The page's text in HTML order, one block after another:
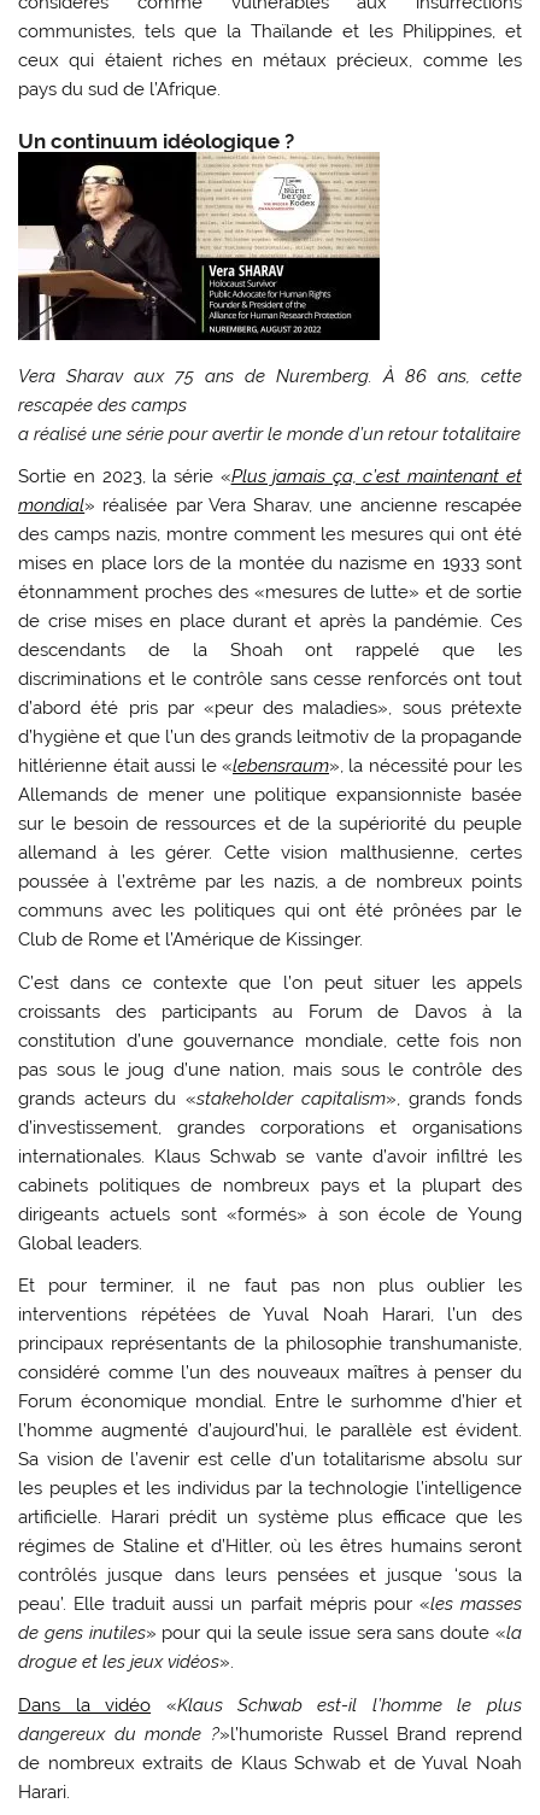
communistes, tels que la Thaïlande et les Philippines, et
ceux qui étaient riches en métaux précieux, comme les
pays du sud de l’Afrique.
​Un continuum idéologique ?
Vera Sharav aux 75 ans de Nuremberg. À 86 ans, cette
rescapée des camps
a réalisé une série pour avertir le monde d’un retour totalitaire
Sortie en 2023, la série «Plus jamais ça, c’est maintenant et
mondial» réalisée par Vera Sharav, une ancienne rescapée
des camps nazis, montre comment les mesures qui ont été
mises en place lors de la montée du nazisme en 1933 sont
étonnamment proches des «mesures de lutte» et de sortie
de crise mises en place durant et après la pandémie. Ces
descendants de la Shoah ont rappelé que les
discriminations et le contrôle sans cesse renforcés ont tout
d’abord été pris par «peur des maladies», sous prétexte
d’hygiène et que l’un des grands leitmotiv de la propagande
hitlérienne était aussi le «lebensraum», la nécessité pour les
Allemands de mener une politique expansionniste basée
sur le besoin de ressources et de la supériorité du peuple
allemand à les gérer. Cette vision malthusienne, certes
poussée à l’extrême par les nazis, a de nombreux points
communs avec les politiques qui ont été prônées par le
Club de Rome et l’Amérique de Kissinger.
C’est dans ce contexte que l’on peut situer les appels
croissants des participants au Forum de Davos à la
constitution d’une gouvernance mondiale, cette fois non
pas sous le joug d’une nation, mais sous le contrôle des
grands acteurs du «stakeholder capitalism», grands fonds
d’investissement, grandes corporations et organisations
internationales. Klaus Schwab se vante d’avoir infiltré les
cabinets politiques de nombreux pays et la plupart des
dirigeants actuels sont «formés» à son école de Young
Global leaders.
Et pour terminer, il ne faut pas non plus oublier les
interventions répétées de Yuval Noah Harari, l’un des
principaux représentants de la philosophie transhumaniste,
considéré comme l’un des nouveaux maîtres à penser du
Forum économique mondial. Entre le surhomme d’hier et
l’homme augmenté d’aujourd’hui, le parallèle est évident.
Sa vision de l’avenir est celle d’un totalitarisme absolu sur
les peuples et les individus par la technologie l’intelligence
artificielle. Harari prédit un système plus efficace que les
régimes de Staline et d’Hitler, où les êtres humains seront
contrôlés jusque dans leurs pensées et jusque ‘sous la
peau’. Elle traduit aussi un parfait mépris pour «les masses
de gens inutiles» pour qui la seule issue sera sans doute «la
drogue et les jeux vidéos».
Dans la vidéo «Klaus Schwab est-il l’homme le plus
dangereux du monde ?»l’humoriste Russel Brand reprend
de nombreux extraits de Klaus Schwab et de Yuval Noah
Harari.